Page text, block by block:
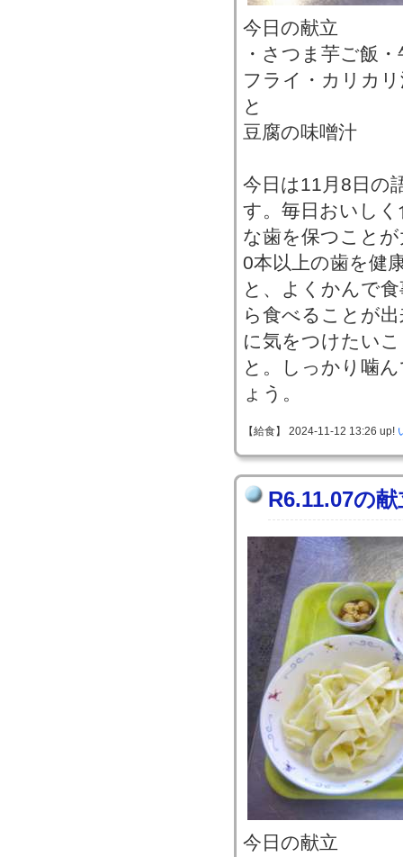
今日の献立
・さつま芋ご飯
フライ・カリカ
と
豆腐の味噌汁
今日は11月8日の
す。毎日おいし
な歯を保つこと
0本以上の歯を健
と、よくかんで
ら食べることが
に気をつけたい
と。しっかり噛
ょう。
【給食】 2024-11-12 13:26 up!
R6.11.07の献
今日の献立